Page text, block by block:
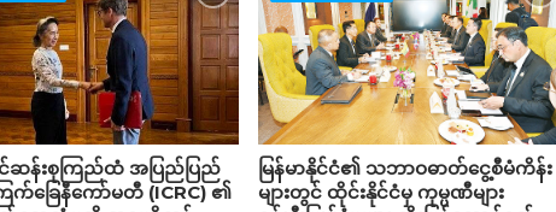
င်ဆန်းစုကြည်ထံ အပြည်ပြည်
က်ခြေနီကော်မတီ (ICRC) ၏
မြန်မာနိုင်ငံ၏ သဘာဝဓာတ်ငွေ့စီမံကိန်း
များတွင် ထိုင်းနိုင်ငံမှ ကုမ္ပဏီများ